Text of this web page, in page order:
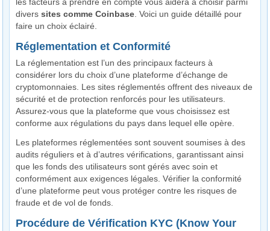
les facteurs à prendre en compte vous aidera à choisir parmi
diverssites comme Coinbase. Voici un guide détaillé pour
faire un choix éclairé.
Réglementation et Conformité
La réglementation est l’un des principaux facteurs à
considérer lors du choix d’une plateforme d’échange de
cryptomonnaies. Les sites réglementés offrent des niveaux de
sécurité et de protection renforcés pour les utilisateurs.
Assurez-vous que la plateforme que vous choisissez est
conforme aux régulations du pays dans lequel elle opère.
Les plateformes réglementées sont souvent soumises à des
audits réguliers et à d’autres vérifications, garantissant ainsi
que les fonds des utilisateurs sont gérés avec soin et
conformément aux exigences légales. Vérifier la conformité
d’une plateforme peut vous protéger contre les risques de
fraude et de vol de fonds.
Procédure de Vérification KYC (Know Your